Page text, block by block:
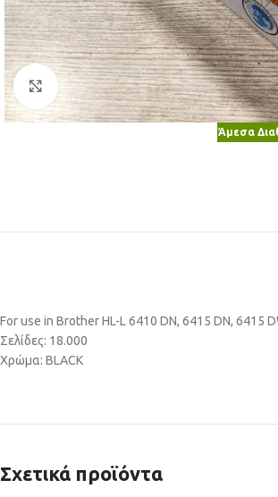
Κλικ για μεγέθυνση
Άμεσα
For use in Brother HL-L 6410 DN, 6415 DN, 6415
Σελίδες: 18.000
Χρώμα: BLACK
Σχετικά προϊόντα